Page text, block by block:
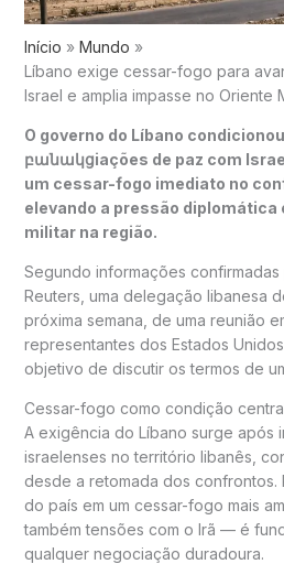
Início
Mundo
Líbano exige cessar-fogo para
Israel e amplia impasse no Oriente
O governo do Líbano
բանակցiações de paz com
um cessar-fogo imediato no
elevando a pressão diplomática
militar na região.
Segundo informações
Reuters, uma delegação libanesa
próxima semana, de uma reunião
representantes dos Estados Unidos
objetivo de discutir os termos de
Cessar-fogo como condição
A exigência do Líbano surge após
israelenses no território libanês,
desde a retomada dos confrontos.
do país em um cessar-fogo mais
também tensões com o Irã — é
qualquer negociação duradoura.